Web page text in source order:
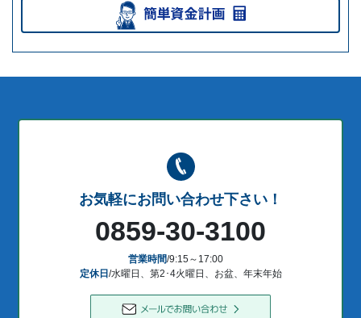
お気軽にお問い合わせ下さい！
0859-30-3100
営業時間/9:15～17:00
定休日 /水曜日、第2･4火曜日、お盆、年末年始